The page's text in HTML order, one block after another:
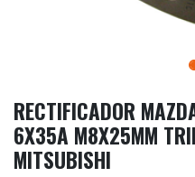
RECTIFICADOR
6X35A M8X25MM
MITSUBISHI